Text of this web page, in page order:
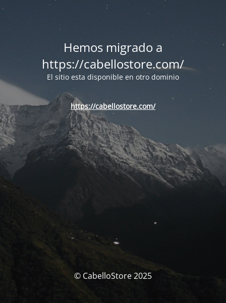
Hemos migrado a
https://cabellostore.com/
El sitio esta disponible en otro dominio
https://cabellostore.com/
© CabelloStore 2025